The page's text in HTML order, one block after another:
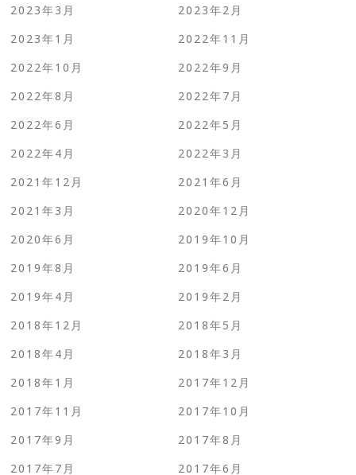
2023年3月
2023年2月
2023年1月
2022年11月
2022年10月
2022年9月
2022年8月
2022年7月
2022年6月
2022年5月
2022年4月
2022年3月
2021年12月
2021年6月
2021年3月
2020年12月
2020年6月
2019年10月
2019年8月
2019年6月
2019年4月
2019年2月
2018年12月
2018年5月
2018年4月
2018年3月
2018年1月
2017年12月
2017年11月
2017年10月
2017年9月
2017年8月
2017年7月
2017年6月